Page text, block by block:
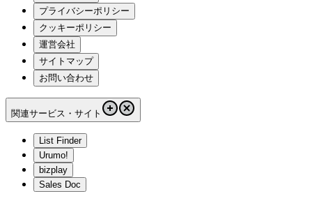
プライバシーポリシー
クッキーポリシー
運営会社
サイトマップ
お問い合わせ
関連サービス・サイト
List Finder
Urumo!
bizplay
Sales Doc